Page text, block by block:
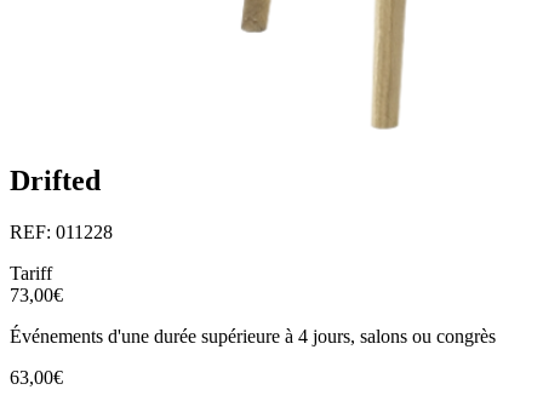
Drifted
REF: 011228
Tariff
73,00€
Événements d'une durée supérieure à 4 jours, salons ou congrès
63,00€